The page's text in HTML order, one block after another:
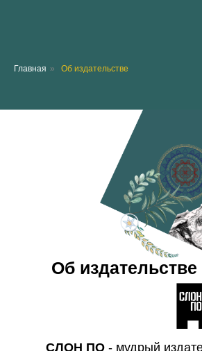
Главная » Об издательстве
Об издательстве
СЛОН ПО - мудрый